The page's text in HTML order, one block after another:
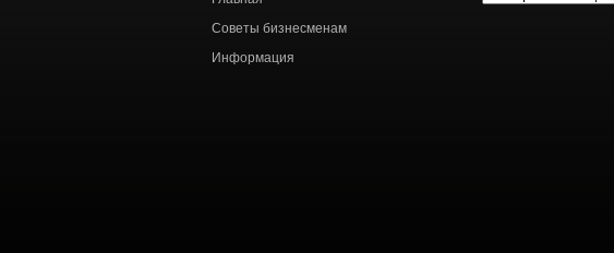
Советы бизнесменам
Информация